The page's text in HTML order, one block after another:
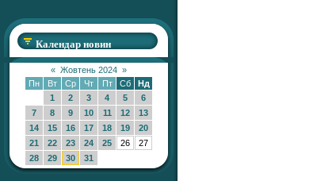
Календар новин
« Жовтень 2024 »
Пн
Вт Ср Чт Пт Сб
Нд
1
2 3 4 5
6
7
8 9 10 11 12
13
14
15 16 17 18 19
20
21
22 23 24 25 26
27
28
29 30 31